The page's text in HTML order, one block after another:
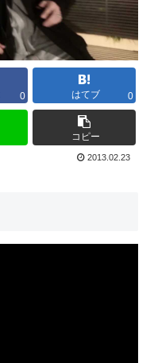
0 はてブ 0
コピー
2013.02.23